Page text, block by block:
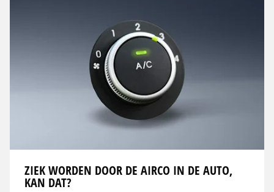
ZIEK WORDEN DOOR DE AIRCO IN DE AUTO,
KAN DAT?